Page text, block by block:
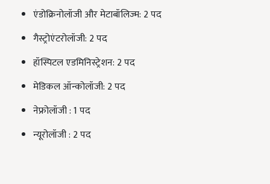
एंडोक्रिनोलॉजी और मेटाबॉलिज्म: 2 पद
गैस्ट्रोएंटरोलॉजी: 2 पद
हॉस्पिटल एडमिनिस्ट्रेशन: 2 पद
मेडिकल ऑन्कोलॉजी: 2 पद
नेफ्रोलॉजी : 1 पद
न्यूरोलॉजी : 2 पद